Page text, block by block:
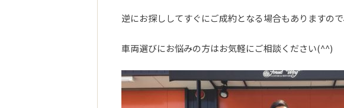
逆にお探ししてすぐにご成約となる場合もありますので
車両選びにお悩みの方はお気軽にご相談ください(^^)